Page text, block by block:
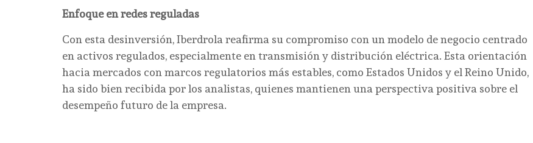
Enfoque en redes reguladas
Con esta desinversión, Iberdrola reafirma su compromiso con un modelo de negocio centrado
en activos regulados, especialmente en transmisión y distribución eléctrica. Esta orientación
hacia mercados con marcos regulatorios más estables, como Estados Unidos y el Reino Unido,
ha sido bien recibida por los analistas, quienes mantienen una perspectiva positiva sobre el
desempeño futuro de la empresa.